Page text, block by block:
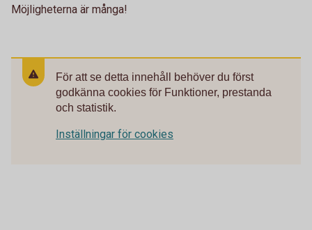
Möjligheterna är många!
För att se detta innehåll behöver du först
godkänna cookies för Funktioner, prestanda
och statistik.
Inställningar för cookies